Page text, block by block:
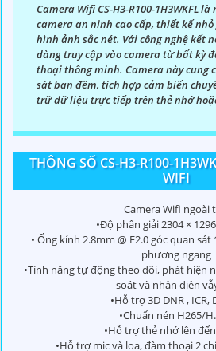
Camera Wifi CS-H3-R100-1H3WKFL
camera an ninh cao cấp, thiết kế
hình ảnh sắc nét. Với công nghệ kết
dàng truy cập vào camera từ bất kỳ
thoại thông minh. Camera này cung
sát ban đêm, tích hợp cảm biến
trữ dữ liệu trực tiếp trên thẻ nhớ
THÔNG SỐ CS-H3-R100-
WIFI
Camera Wifi ngoài
•Độ phân giải 2304 ×
• Ống kính 2.8mm @ F2.0 góc quan
phương ngang
•Tính năng tự động theo dõi, phát hiện
soát và nhận diện
•Hỗ trợ 3D DNR , ICR,
•Chuấn nén H265/
•Hỗ trợ thẻ nhớ lên đến
•Hỗ trợ mic và loa, đàm thoại 2